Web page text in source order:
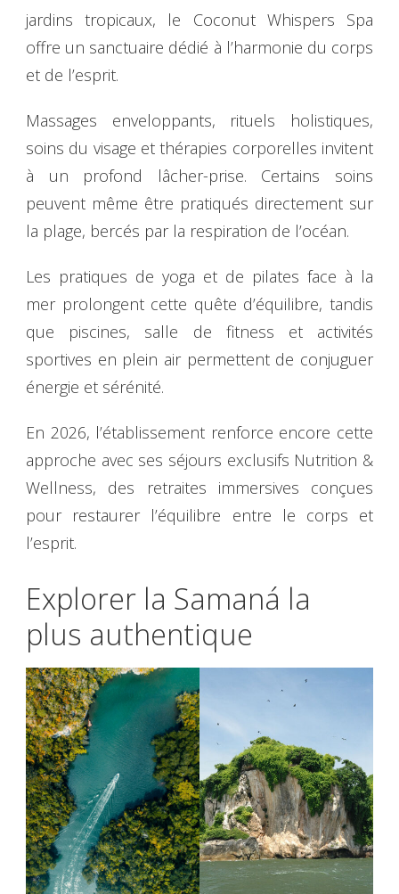
jardins tropicaux, le Coconut Whispers Spa
offre un sanctuaire dédié à l’harmonie du corps
et de l’esprit.
Massages enveloppants, rituels holistiques,
soins du visage et thérapies corporelles invitent
à un profond lâcher-prise. Certains soins
peuvent même être pratiqués directement sur
la plage, bercés par la respiration de l’océan.
Les pratiques de yoga et de pilates face à la
mer prolongent cette quête d’équilibre, tandis
que piscines, salle de fitness et activités
sportives en plein air permettent de conjuguer
énergie et sérénité.
En 2026, l’établissement renforce encore cette
approche avec ses séjours exclusifs Nutrition &
Wellness, des retraites immersives conçues
pour restaurer l’équilibre entre le corps et
l’esprit.
Explorer la Samaná la
plus authentique